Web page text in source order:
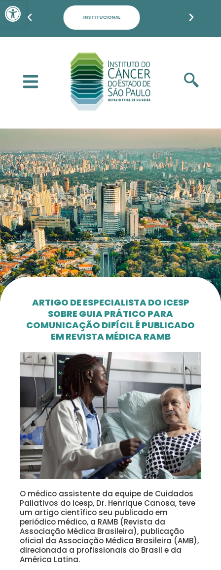
Barra de Ferramentas
PACIENTES, FAMILIARES E POPULAÇÃO
ARTIGO DE ESPECIALISTA DO ICESP
SOBRE GUIA PRÁTICO PARA
COMUNICAÇÃO DIFÍCIL É PUBLICADO
EM REVISTA MÉDICA RAMB
O médico assistente da equipe de Cuidados
Paliativos do Icesp, Dr. Henrique Canosa, teve
um artigo científico seu publicado em
periódico médico, a RAMB (Revista da
Associação Médica Brasileira), publicação
oficial da Associação Médica Brasileira (AMB),
direcionada a profissionais do Brasil e da
América Latina.